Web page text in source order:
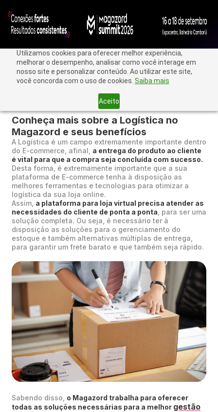
Utilizamos cookies para oferecer melhor experiência,
melhorar o desempenho, analisar como você interage em
nosso site e personalizar conteúdo. Ao utilizar este site,
você concorda com o uso de cookies. Saiba mais
Aceito
Conheça mais sobre a Logística no
Magazord e seus benefícios
A Logística é um campo extremamente importante dentro
do E-commerce, afinal, a entrega do produto ao cliente
é vital para que a compra seja concluída com sucesso.
Desta forma, é extremamente importante que a sua
plataforma de E-commerce tenha à disposição as
melhores ferramentas e tecnologias para otimizar a
logística da sua loja online.
Assim, a plataforma para loja virtual precisa atender as
necessidades do cliente de ponta a ponta , para ser uma
solução completa. Ou seja, é necessário ter à
disposição as soluções para o gerenciamento do
estoque e também alternativas múltiplas de entrega,
para garantir um frete barato e que também seja rápido.
Sabendo disso, o Magazord trabalha para oferecer
todas as soluções necessárias para a melhor gestão